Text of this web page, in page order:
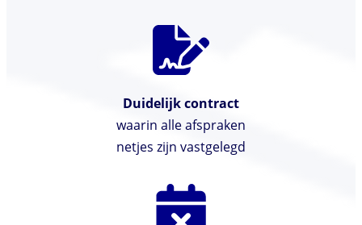
Duidelijk contract
waarin alle afspraken
netjes zijn vastgelegd